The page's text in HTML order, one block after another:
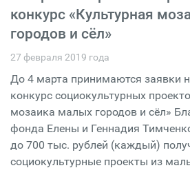
конкурс «Культурная
городов и сёл»
27 февраля 2019 года
До 4 марта принимаются заявки
конкурс социокультурных
мозаика малых городов и сёл»
фонда Елены и Геннадия
до 700 тыс. рублей (каждый)
социокультурные проекты из